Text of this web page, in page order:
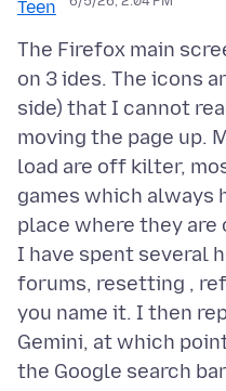
The Firefox main
on 3 ides. The icons
side) that I cannot
moving the page up.
load are off kilter,
games which always
place where they
I have spent several
forums, resetting ,
you name it. I then
Gemini, at which
the Google search